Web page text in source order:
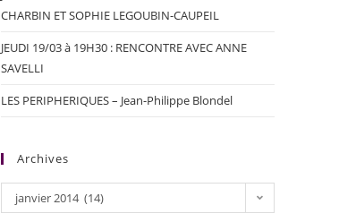
CHARBIN ET SOPHIE LEGOUBIN-CAUPEIL
JEUDI 19/03 à 19H30 : RENCONTRE AVEC ANNE
SAVELLI
LES PERIPHERIQUES – Jean-Philippe Blondel
Archives
janvier 2014 (14)